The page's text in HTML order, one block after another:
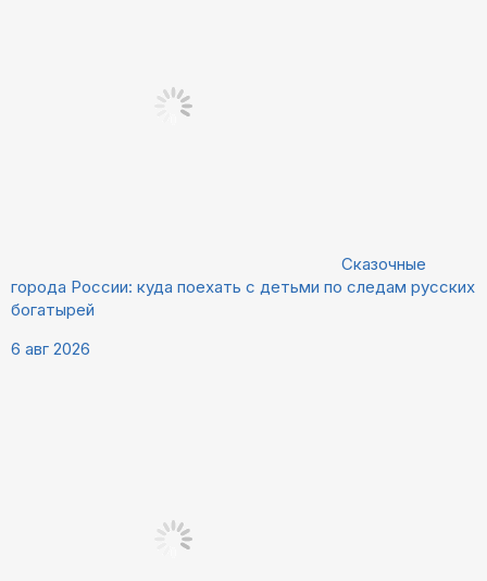
Сказочные
города России: куда поехать с детьми по следам русских
богатырей
6 авг 2026